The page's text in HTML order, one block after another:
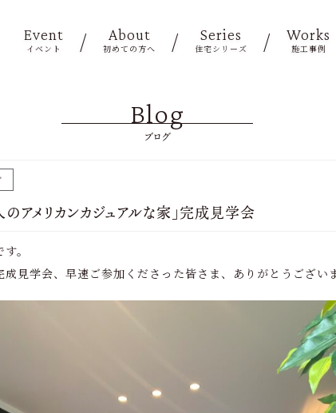
Event
イベント
About
初めての方へ
Series
住宅シリーズ
Works
施工事例
Blog
ブログ
のアメリカンカジュアルな家」完成見学会
。
見学会、早速ご参加くださった皆さま、ありがとうござい